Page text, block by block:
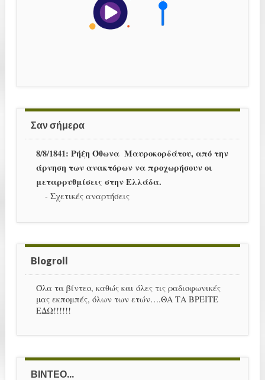
Σαν σήμερα
8/8/1841: Ρήξη Όθωνα  Μαυροκορδάτου, από την
άρνηση των ανακτόρων να προχωρήσουν οι
μεταρρυθμίσεις στην Ελλάδα.
- Σχετικές αναρτήσεις
Blogroll
Όλα τα βίντεο, καθώς και όλες τις ραδιοφωνικές
μας εκπομπές, όλων των ετών….ΘΑ ΤΑ ΒΡΕΙΤΕ
ΕΔΩ!!!!!!
ΒΙΝΤΕΟ...